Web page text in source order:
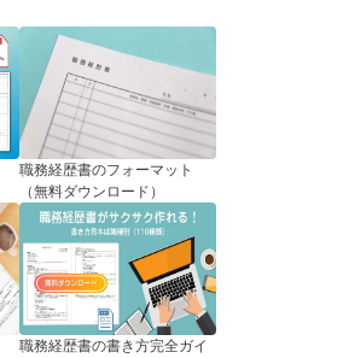
職務経歴書のフォーマット
（無料ダウンロード）
職務経歴書の書き方完全ガイ